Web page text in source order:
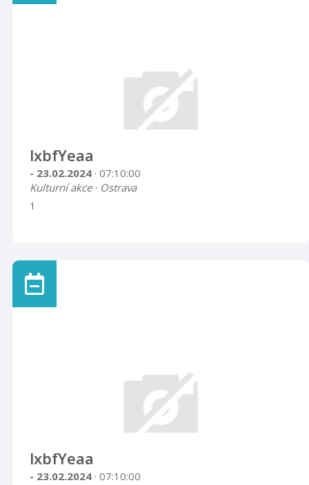
lxbfYeaa
- 23.02.2024 · 07:10:00
Kulturní akce · Ostrava
1
lxbfYeaa
- 23.02.2024 · 07:10:00